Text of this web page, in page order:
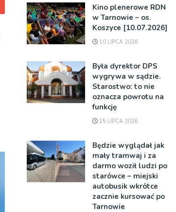
Kino plenerowe RDN
w Tarnowie – os.
Koszyce [10.07.2026]
10 LIPCA 2026
Była dyrektor DPS
wygrywa w sądzie.
Starostwo: to nie
oznacza powrotu na
funkcję
15 LIPCA 2026
Będzie wyglądał jak
mały tramwaj i za
darmo woził ludzi po
starówce – miejski
autobusik wkrótce
zacznie kursować po
Tarnowie